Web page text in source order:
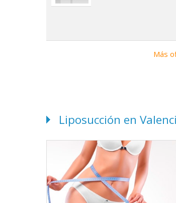
Más
Liposucción en